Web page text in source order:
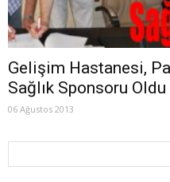
Gelişim Hastanesi,
Sağlık Sponsoru Oldu
06 Ağustos 2013